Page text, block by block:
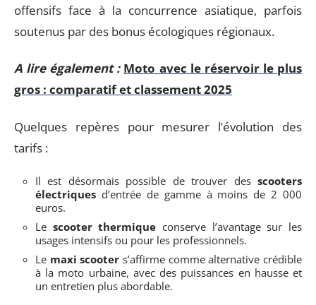
offensifs face à la concurrence asiatique, parfois
soutenus par des bonus écologiques régionaux.
A lire également : Moto avec le réservoir le plus
gros : comparatif et classement 2025
Quelques repères pour mesurer l’évolution des
tarifs :
Il est désormais possible de trouver des scooters
électriques d’entrée de gamme à moins de 2 000
euros.
Le scooter thermique conserve l’avantage sur les
usages intensifs ou pour les professionnels.
Le maxi scooter s’affirme comme alternative crédible
à la moto urbaine, avec des puissances en hausse et
un entretien plus abordable.